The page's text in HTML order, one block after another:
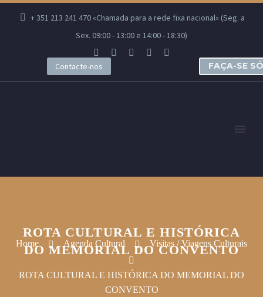
+ 351 213 241 470 «Chamada para a rede fixa nacional» (Seg. a
Sex. 09:00 - 13:00 e 14:00 - 18:30)
Contacte-nos FAÇA-SE
ROTA CULTURAL E HISTÓRICA
DO MEMORIAL DO CONVENTO
Home Agenda Cultural Visitas / Viagens Culturais
ROTA CULTURAL E HISTÓRICA DO MEMORIAL DO
CONVENTO